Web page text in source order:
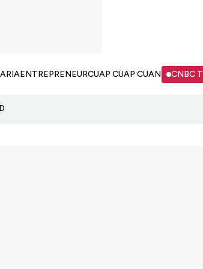
ENTREPRENEURCUAP CUAP CUAN CNBC